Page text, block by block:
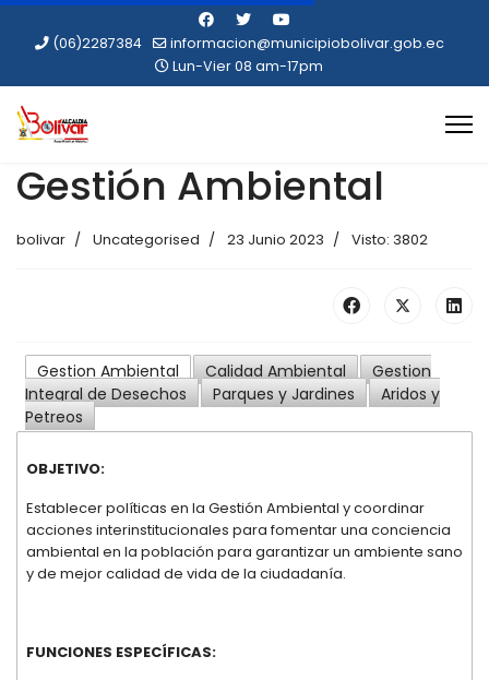
(06)2287384
informacion@municipiobolivar.gob.ec
Lun-Vier 08 am-17pm
Gestión Ambiental
bolivar Uncategorised 23 Junio 2023 Visto: 3802
Gestion Ambiental Calidad Ambiental
Gestion
Integral de Desechos
Parques y Jardines
Aridos y
Petreos
OBJETIVO:
Establecer políticas en la Gestión Ambiental y coordinar
acciones interinstitucionales para fomentar una conciencia
ambiental en la población para garantizar un ambiente sano
y de mejor calidad de vida de la ciudadanía.
FUNCIONES ESPECÍFICAS: